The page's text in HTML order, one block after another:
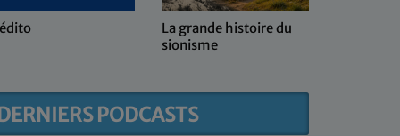
La grande histoire du
sionisme
PODCASTS